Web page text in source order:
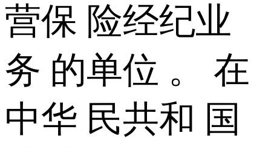
营保 险经纪业
务 的单位 。 在
中华 民共和 国